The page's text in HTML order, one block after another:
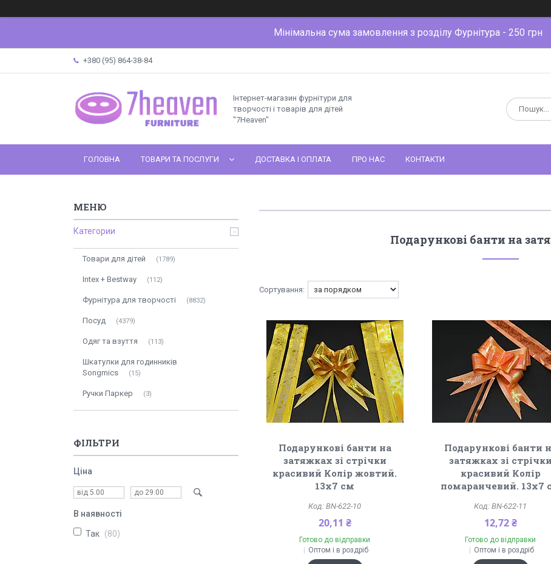
Мінімальна сума замовлення з розділу Фурнітура - 250 грн
+380 (95) 864-38-84
Інтернет-магазин фурнітури для
творчості і товарів для дітей
"7Heaven"
ГОЛОВНА ТОВАРИ ТА ПОСЛУГИ ДОСТАВКА І ОПЛАТА ПРО НАС КОНТАКТИ
Подарункові банти на
Подарункові банти на
затяжках зі стрічки
красивий Колір жовтий.
13х7 см
BN-622-10
20,11 ₴
Готово до відправки
Оптом і в роздріб
Подарункові банти
затяжках зі стрічки
красивий Колір
помаранчевий. 13х7
BN-622-11
12,72 ₴
Готово до відправки
Оптом і в роздріб
Категории
Товари для дітей 1789
Intex + Bestway 112
Фурнітура для творчості 8832
Посуд 4379
Одяг та взуття 113
Шкатулки для годинників
Songmics
15
Ручки Паркер 3
ФІЛЬТРИ
Ціна
В наявності
Так 80